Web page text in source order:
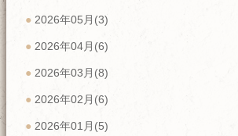
2026年05月(3)
2026年04月(6)
2026年03月(8)
2026年02月(6)
2026年01月(5)